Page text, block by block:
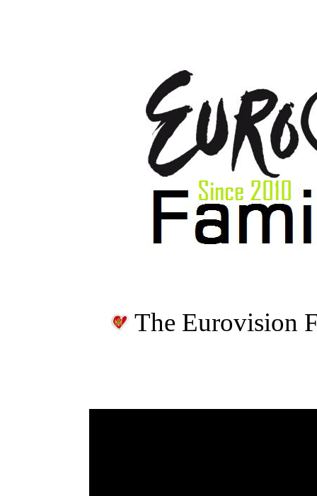
The Eurovision